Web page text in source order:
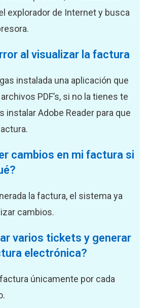
explorador de Internet y busca
al visualizar la factura
instalada una aplicación que
PDF’s, si no la tienes te
instalar Adobe Reader para que
cambios en mi factura si
la factura, el sistema ya
cambios.
varios tickets y generar
electrónica?
únicamente por cada